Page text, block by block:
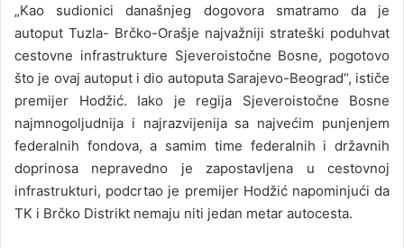
„Kao sudionici današnjeg dogovora smatramo da je
autoput Tuzla- Brčko-Orašje najvažniji strateški poduhvat
cestovne infrastrukture Sjeveroistočne Bosne, pogotovo
što je ovaj autoput i dio autoputa Sarajevo-Beograd“, ističe
premijer Hodžić. Iako je regija Sjeveroistočne Bosne
najmnogoljudnija i najrazvijenija sa najvećim punjenjem
federalnih fondova, a samim time federalnih i državnih
doprinosa nepravedno je zapostavljena u cestovnoj
infrastrukturi, podcrtao je premijer Hodžić napominjući da
TK i Brčko Distrikt nemaju niti jedan metar autocesta.